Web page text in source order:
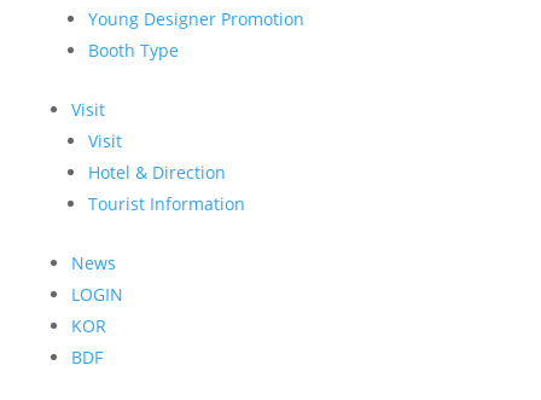
Young Designer Promotion
Booth Type
Visit
Visit
Hotel & Direction
Tourist Information
News
LOGIN
KOR
BDF